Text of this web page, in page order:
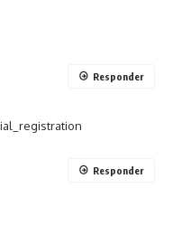
Responder
Responder